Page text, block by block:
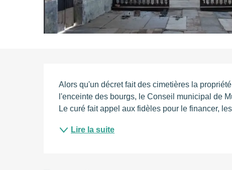
Description
Alors qu'un décret fait des cimetières la
l'enceinte des bourgs, le Conseil municipal de
Le curé fait appel aux fidèles pour le financer,
Lire la suite